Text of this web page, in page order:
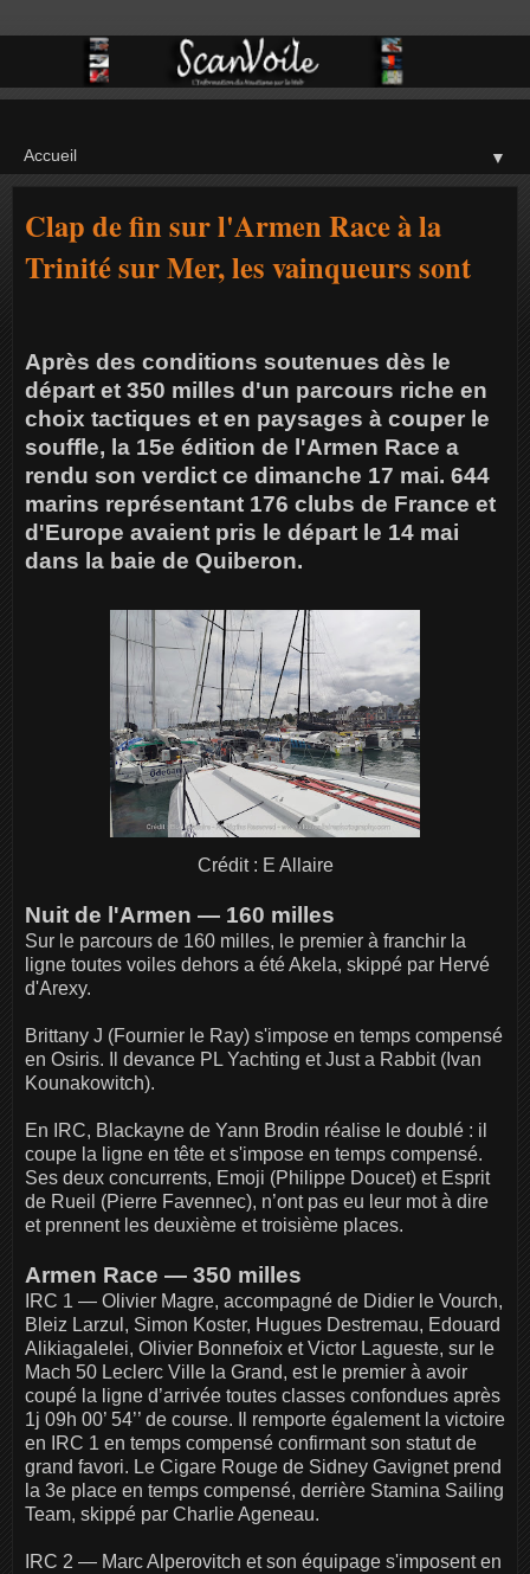
▼
Clap de fin sur l'Armen Race à la
Trinité sur Mer, les vainqueurs sont
Après des conditions soutenues dès le
départ et 350 milles d'un parcours riche en
choix tactiques et en paysages à couper le
souffle, la 15e édition de l'Armen Race a
rendu son verdict ce dimanche 17 mai. 644
marins représentant 176 clubs de France et
d'Europe avaient pris le départ le 14 mai
dans la baie de Quiberon.
Crédit : E Allaire
Nuit de l'Armen — 160 milles
Sur le parcours de 160 milles, le premier à franchir la
ligne toutes voiles dehors a été Akela, skippé par Hervé
d'Arexy.
Brittany J (Fournier le Ray) s'impose en temps compensé
en Osiris. Il devance PL Yachting et Just a Rabbit (Ivan
Kounakowitch).
En IRC, Blackayne de Yann Brodin réalise le doublé : il
coupe la ligne en tête et s'impose en temps compensé.
Ses deux concurrents, Emoji (Philippe Doucet) et Esprit
de Rueil (Pierre Favennec), n’ont pas eu leur mot à dire
et prennent les deuxième et troisième places.
Armen Race — 350 milles
IRC 1 — Olivier Magre, accompagné de Didier le Vourch,
Bleiz Larzul, Simon Koster, Hugues Destremau, Edouard
Alikiagalelei, Olivier Bonnefoix et Victor Lagueste, sur le
Mach 50 Leclerc Ville la Grand, est le premier à avoir
coupé la ligne d’arrivée toutes classes confondues après
1j 09h 00’ 54’’ de course. Il remporte également la victoire
en IRC 1 en temps compensé confirmant son statut de
grand favori. Le Cigare Rouge de Sidney Gavignet prend
la 3e place en temps compensé, derrière Stamina Sailing
Team, skippé par Charlie Ageneau.
IRC 2 — Marc Alperovitch et son équipage s'imposent en